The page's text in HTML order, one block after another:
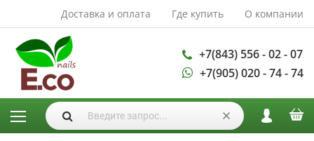
Доставка и оплата Где купить О компании
+7(843) 556 - 02 - 07
+7(905) 020 - 74 - 74
АКСЕССУАРЫ И
РАСХОДНЫЕ
МАТЕРИАЛЫ
Аксессуары
Запасные
лампы
Кисти